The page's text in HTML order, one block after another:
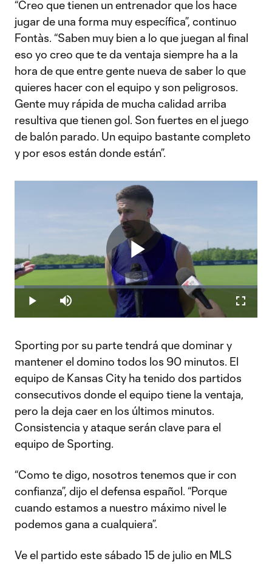
“Creo que tienen un entrenador que los hace
jugar de una forma muy específica”, continuo
Fontàs. “Saben muy bien a lo que juegan al final
eso yo creo que te da ventaja siempre ha a la
hora de que entre gente nueva de saber lo que
quieres hacer con el equipo y son peligrosos.
Gente muy rápida de mucha calidad arriba
resultiva que tienen gol. Son fuertes en el juego
de balón parado. Un equipo bastante completo
y por esos están donde están”.
Play
Video
Play Mute
Loaded:
3.90%
Sporting por su parte tendrá que dominar y
mantener el domino todos los 90 minutos. El
equipo de Kansas City ha tenido dos partidos
consecutivos donde el equipo tiene la ventaja,
pero la deja caer en los últimos minutos.
Consistencia y ataque serán clave para el
equipo de Sporting.
“Como te digo, nosotros tenemos que ir con
confianza”, dijo el defensa español. “Porque
cuando estamos a nuestro máximo nivel le
podemos gana a cualquiera”.
Ve el partido este sábado 15 de julio en MLS